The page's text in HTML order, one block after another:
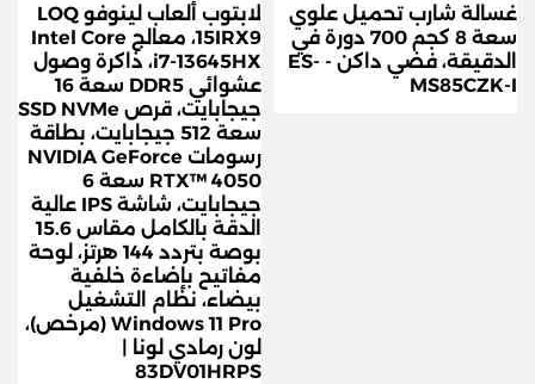
غسالة شارب تحميل علوي
سعة 8 كجم 700 دورة في
الدقيقة، فضي داكن - ES-
MS85CZK-I
لابتوب ألعاب لينوفو LOQ
15IRX9، معالج Intel Core
i7-13645HX، ذاكرة وصول
عشوائي DDR5 سعة 16
جيجابايت، قرص SSD NVMe
سعة 512 جيجابايت، بطاقة
رسومات NVIDIA GeForce
RTX™ 4050 سعة 6
جيجابايت، شاشة IPS عالية
الدقة بالكامل مقاس 15.6
بوصة بتردد 144 هرتز، لوحة
مفاتيح بإضاءة خلفية
بيضاء، نظام التشغيل
Windows 11 Pro (مرخص)،
لون رمادي لونا |
83DV01HRPS